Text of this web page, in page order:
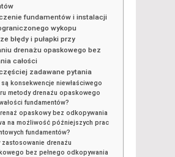
fundamentów i instalacji
wykopu
błędy i pułapki przy
drenażu opaskowego bez
całości
zadawane pytania
konsekwencje niewłaściwego
metody drenażu opaskowego
fundamentów?
opaskowy bez odkopywania
na możliwość późniejszych prac
fundamentów?
zastosowanie drenażu
bez pełnego odkopywania